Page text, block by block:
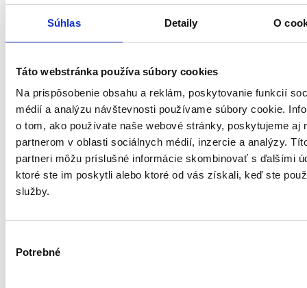
Súhlas Detaily O
Táto webstránka používa súbory cookies
Na prispôsobenie obsahu a reklám, poskytovanie funkcií
médií a analýzu návštevnosti používame súbory cookie.
o tom, ako používate naše webové stránky, poskytujeme aj
partnerom v oblasti sociálnych médií, inzercie a analýzy.
partneri môžu príslušné informácie skombinovať s ďalšími
ktoré ste im poskytli alebo ktoré od vás získali, keď ste
služby.
súhlasu
Potrebné
Obchodné podmienky
Lokalita a parkovanie